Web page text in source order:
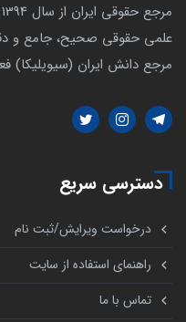
علمی حقوقی صحیح، جامع و
مرجع دانش ایران (سیویلیکا)
دسترسی سریع
درخواست ویرایش/ثبت نام
راهنمای استفاده از سایت
تماس با ما